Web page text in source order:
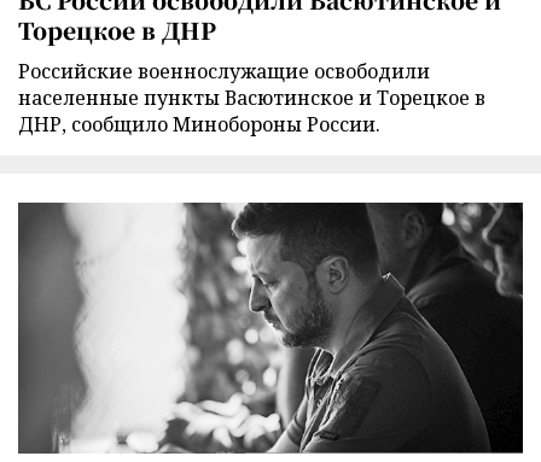
Торецкое в ДНР
Российские военнослужащие освободили
населенные пункты Васютинское и Торецкое в
ДНР, сообщило Минобороны России.